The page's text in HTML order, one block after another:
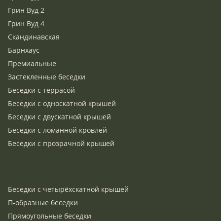
Грин Вуд 2
Грин Вуд 4
Скандинавская
Барнхаус
Премиальные
Застекленные беседки
Беседки с террасой
Беседки с односкатной крышей
Беседки с двускатной крышей
Беседки с ломанной кровлей
Беседки с прозрачной крышей
Беседки с четырёхскатной крышей
П-образные беседки
Прямоугольные беседки